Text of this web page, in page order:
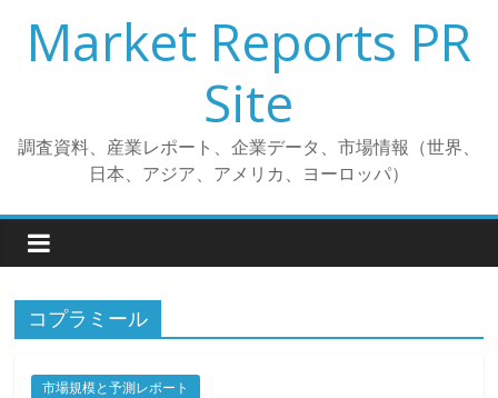
プ
Market Reports PR
Site
調査資料、産業レポート、企業データ、市場情報（世界、
日本、アジア、アメリカ、ヨーロッパ）
コプラミール
市場規模と予測レポート